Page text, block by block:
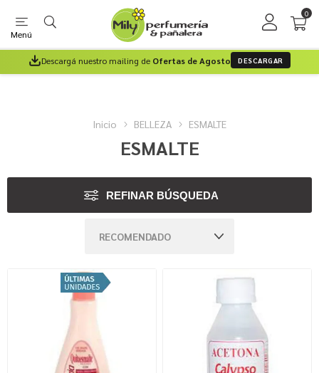
Menú
0
Descargá nuestro mailing de Ofertas de Agosto DESCARGAR
Inicio BELLEZA ESMALTE
ESMALTE
REFINAR BÚSQUEDA